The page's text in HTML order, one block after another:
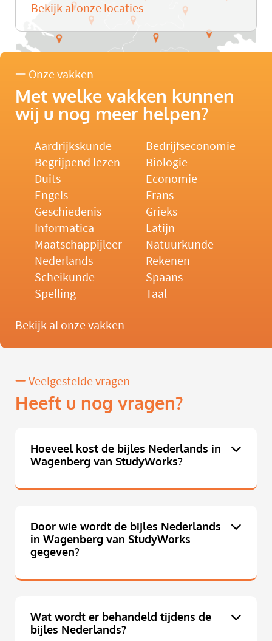
Bekijk al onze locaties
Onze vakken
Met welke vakken kunnen
wij u nog meer helpen?
Aardrijkskunde
Bedrijfseconomie
Begrijpend lezen
Biologie
Duits
Economie
Engels
Frans
Geschiedenis
Grieks
Informatica
Latijn
Maatschappijleer
Natuurkunde
Nederlands
Rekenen
Scheikunde
Spaans
Spelling
Taal
Bekijk al onze vakken
Veelgestelde vragen
Heeft u nog vragen?
Hoeveel kost de bijles Nederlands in
Wagenberg van StudyWorks?
Door wie wordt de bijles Nederlands
in Wagenberg van StudyWorks
gegeven?
Wat wordt er behandeld tijdens de
bijles Nederlands?